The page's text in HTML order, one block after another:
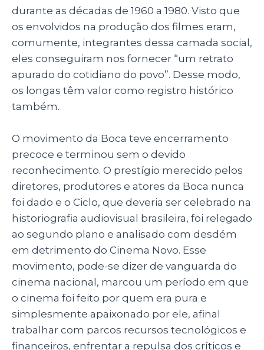
durante as décadas de 1960 a 1980. Visto que
os envolvidos na produção dos filmes eram,
comumente, integrantes dessa camada social,
eles conseguiram nos fornecer “um retrato
apurado do cotidiano do povo”. Desse modo,
os longas têm valor como registro histórico
também.
O movimento da Boca teve encerramento
precoce e terminou sem o devido
reconhecimento. O prestígio merecido pelos
diretores, produtores e atores da Boca nunca
foi dado e o Ciclo, que deveria ser celebrado na
historiografia audiovisual brasileira, foi relegado
ao segundo plano e analisado com desdém
em detrimento do Cinema Novo. Esse
movimento, pode-se dizer de vanguarda do
cinema nacional, marcou um período em que
o cinema foi feito por quem era pura e
simplesmente apaixonado por ele, afinal
trabalhar com parcos recursos tecnológicos e
financeiros, enfrentar a repulsa dos críticos e